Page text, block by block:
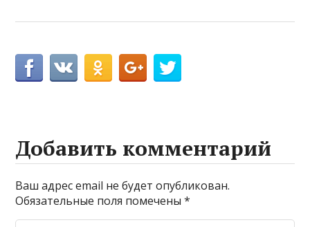
Добавить комментарий
Ваш адрес email не будет опубликован.
Обязательные поля помечены*